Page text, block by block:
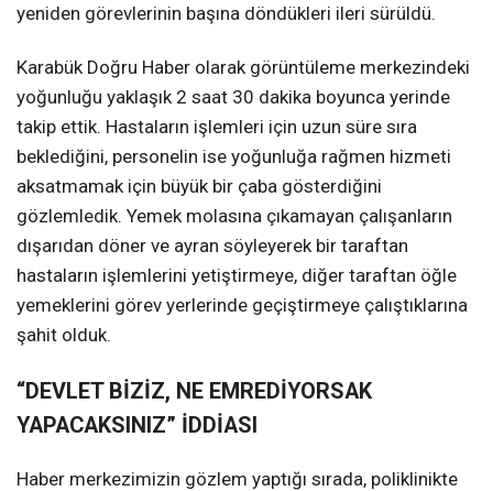
yeniden görevlerinin başına döndükleri ileri sürüldü.
Karabük Doğru Haber olarak görüntüleme merkezindeki
yoğunluğu yaklaşık 2 saat 30 dakika boyunca yerinde
takip ettik. Hastaların işlemleri için uzun süre sıra
beklediğini, personelin ise yoğunluğa rağmen hizmeti
aksatmamak için büyük bir çaba gösterdiğini
gözlemledik. Yemek molasına çıkamayan çalışanların
dışarıdan döner ve ayran söyleyerek bir taraftan
hastaların işlemlerini yetiştirmeye, diğer taraftan öğle
yemeklerini görev yerlerinde geçiştirmeye çalıştıklarına
şahit olduk.
“DEVLET BİZİZ, NE EMREDİYORSAK
YAPACAKSINIZ” İDDİASI
Haber merkezimizin gözlem yaptığı sırada, poliklinikte